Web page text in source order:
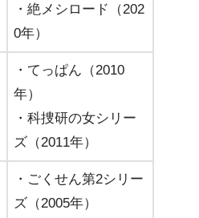
・絶メシロード（202
0年）
・てっぱん（2010
年）
・科捜研の女シリー
ズ（2011年）
・ごくせん第2シリー
ズ（2005年）